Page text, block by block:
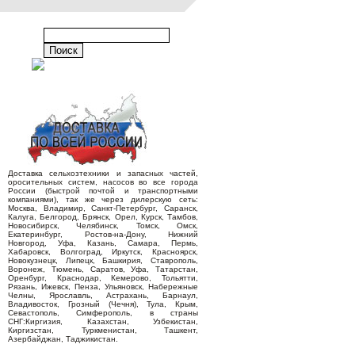
Доставка сельхозтехники и запасных частей,
оросительных систем, насосов во все города
России (быстрой почтой и транспортными
компаниями), так же через дилерскую сеть:
Москва, Владимир, Санкт-Петербург, Саранск,
Калуга, Белгород, Брянск, Орел, Курск, Тамбов,
Новосибирск, Челябинск, Томск, Омск,
Екатеринбург, Ростов-на-Дону, Нижний
Новгород, Уфа, Казань, Самара, Пермь,
Хабаровск, Волгоград, Иркутск, Красноярск,
Новокузнецк, Липецк, Башкирия, Ставрополь,
Воронеж, Тюмень, Саратов, Уфа, Татарстан,
Оренбург, Краснодар, Кемерово, Тольятти,
Рязань, Ижевск, Пенза, Ульяновск, Набережные
Челны, Ярославль, Астрахань, Барнаул,
Владивосток, Грозный (Чечня), Тула, Крым,
Севастополь, Симферополь, в страны
СНГ:Киргизия, Казахстан, Узбекистан,
Киргизстан, Туркменистан, Ташкент,
Азербайджан, Таджикистан.